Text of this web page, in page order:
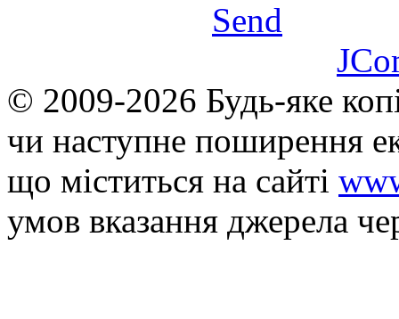
Send
© 2009-2026 Будь-яке
чи наступне поширення
що мiститься на сайті
умов вказання джерела